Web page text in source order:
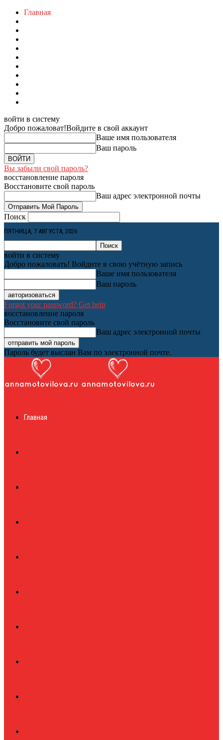
Главная
войти в систему
Добро пожаловат!Войдите в свой аккаунт
Ваше имя пользователя
Ваш пароль
Вы забыли свой пароль?
восстановление пароля
Восстановите свой пароль
Ваш адрес электронной почты
Поиск
ПЯТНИЦА, 7 АВГУСТА, 2026
войти в систему
Добро пожаловать! Войдите в свою учётную запись
Ваше имя пользователя
Ваш пароль
Forgot your password? Get help
восстановление пароля
Восстановите свой пароль
Ваш адрес электронной почты
Пароль будет выслан Вам по электронной почте.
журналГлавная